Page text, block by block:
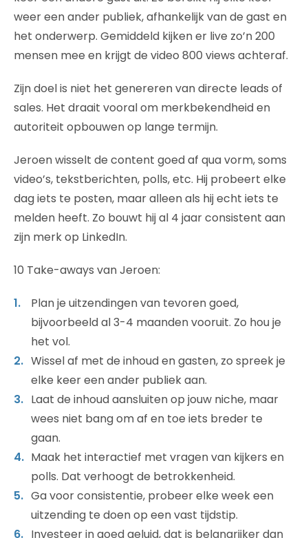
weer een ander publiek, afhankelijk van de gast en
het onderwerp. Gemiddeld kijken er live zo’n 200
mensen mee en krijgt de video 800 views achteraf.
Zijn doel is niet het genereren van directe leads of
sales. Het draait vooral om merkbekendheid en
autoriteit opbouwen op lange termijn.
Jeroen wisselt de content goed af qua vorm, soms
video’s, tekstberichten, polls, etc. Hij probeert elke
dag iets te posten, maar alleen als hij echt iets te
melden heeft. Zo bouwt hij al 4 jaar consistent aan
zijn merk op LinkedIn.
10 Take-aways van Jeroen:
Plan je uitzendingen van tevoren goed,
bijvoorbeeld al 3-4 maanden vooruit. Zo hou je
het vol.
Wissel af met de inhoud en gasten, zo spreek je
elke keer een ander publiek aan.
Laat de inhoud aansluiten op jouw niche, maar
wees niet bang om af en toe iets breder te
gaan.
Maak het interactief met vragen van kijkers en
polls. Dat verhoogt de betrokkenheid.
Ga voor consistentie, probeer elke week een
uitzending te doen op een vast tijdstip.
Investeer in goed geluid, dat is belangrijker dan